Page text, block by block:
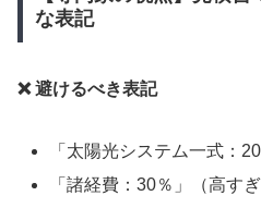
な表記
❌ 避けるべき表記
「太陽光システム一式：
「諸経費：30％」（高す